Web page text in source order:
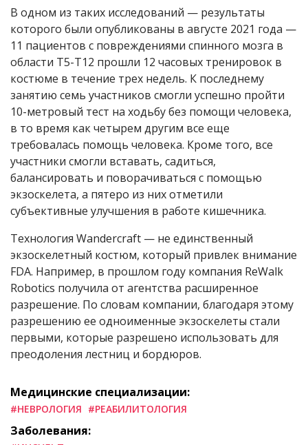
В одном из таких исследований — результаты
которого были опубликованы в августе 2021 года —
11 пациентов с повреждениями спинного мозга в
области T5-T12 прошли 12 часовых тренировок в
костюме в течение трех недель. К последнему
занятию семь участников смогли успешно пройти
10-метровый тест на ходьбу без помощи человека,
в то время как четырем другим все еще
требовалась помощь человека. Кроме того, все
участники смогли вставать, садиться,
балансировать и поворачиваться с помощью
экзоскелета, а пятеро из них отметили
субъективные улучшения в работе кишечника.
Технология Wandercraft — не единственный
экзоскелетный костюм, который привлек внимание
FDA. Например, в прошлом году компания ReWalk
Robotics получила от агентства расширенное
разрешение. По словам компании, благодаря этому
разрешению ее одноименные экзоскелеты стали
первыми, которые разрешено использовать для
преодоления лестниц и бордюров.
Медицинские специализации:
#НЕВРОЛОГИЯ #РЕАБИЛИТОЛОГИЯ
Заболевания: